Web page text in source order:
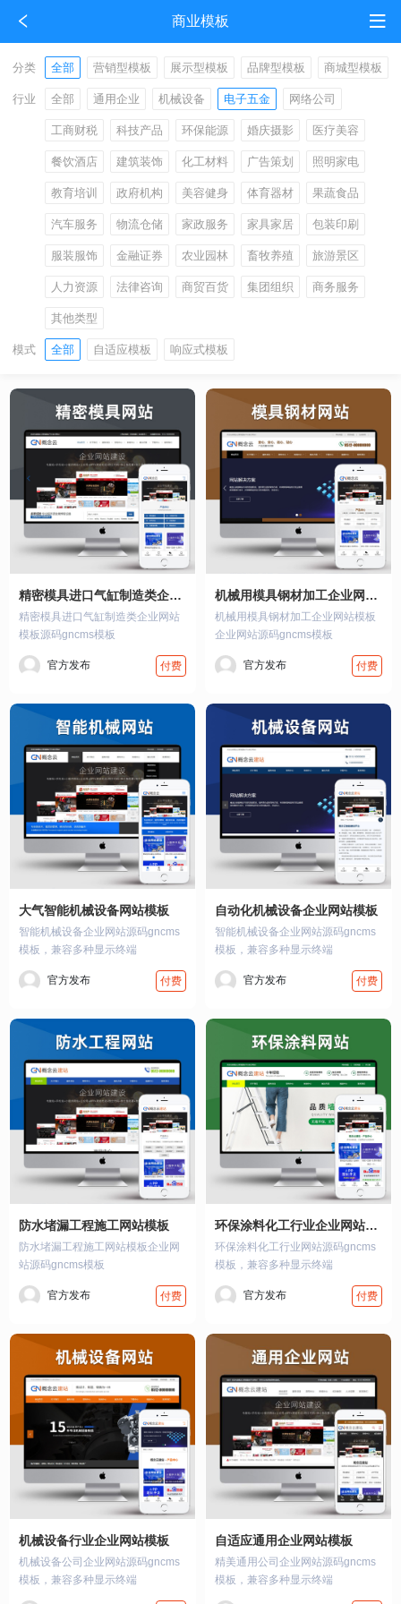
商业模板
分类 全部 营销型模板 展示型模板 品牌型模板 商城型模板
行业 全部 通用企业 机械设备 电子五金 网络公司
工商财税 科技产品 环保能源 婚庆摄影 医疗美容
餐饮酒店 建筑装饰 化工材料 广告策划 照明家电
教育培训 政府机构 美容健身 体育器材 果蔬食品
汽车服务 物流仓储 家政服务 家具家居 包装印刷
服装服饰 金融证券 农业园林 畜牧养殖 旅游景区
人力资源 法律咨询 商贸百货 集团组织 商务服务
其他类型
模式 全部 自适应模板 响应式模板
精密模具进口气缸制造类企业网站模板
精密模具进口气缸制造类企业网站
模板源码gncms模板
官方发布 付费
机械用模具钢材加工企业网站模板
机械用模具钢材加工企业网站模板
企业网站源码gncms模板
官方发布 付费
大气智能机械设备网站模板
智能机械设备企业网站源码gncms
模板，兼容多种显示终端
官方发布 付费
自动化机械设备企业网站模板
智能机械设备企业网站源码gncms
模板，兼容多种显示终端
官方发布 付费
防水堵漏工程施工网站模板
防水堵漏工程施工网站模板企业网
站源码gncms模板
官方发布 付费
环保涂料化工行业企业网站模板
环保涂料化工行业网站源码gncms
模板，兼容多种显示终端
官方发布 付费
机械设备行业企业网站模板
机械设备公司企业网站源码gncms
模板，兼容多种显示终端
自适应通用企业网站模板
精美通用公司企业网站源码gncms
模板，兼容多种显示终端